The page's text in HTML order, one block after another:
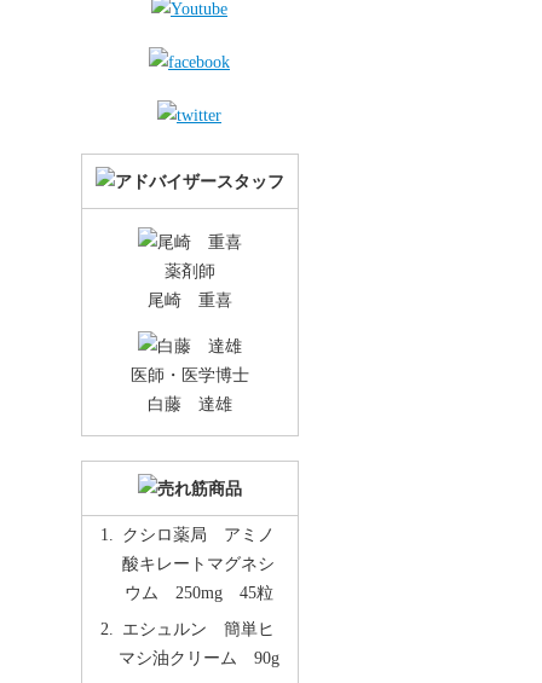
薬剤師
尾崎 重喜
医師・医学博士
白藤 達雄
クシロ薬局 アミノ
酸キレートマグネシ
ウム 250mg 45粒
エシュルン 簡単ヒ
マシ油クリーム 90g